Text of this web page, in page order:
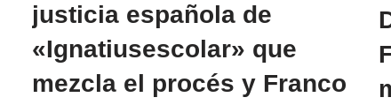
justicia española de
«Ignatiusescolar» que
mezcla el procés y Franco